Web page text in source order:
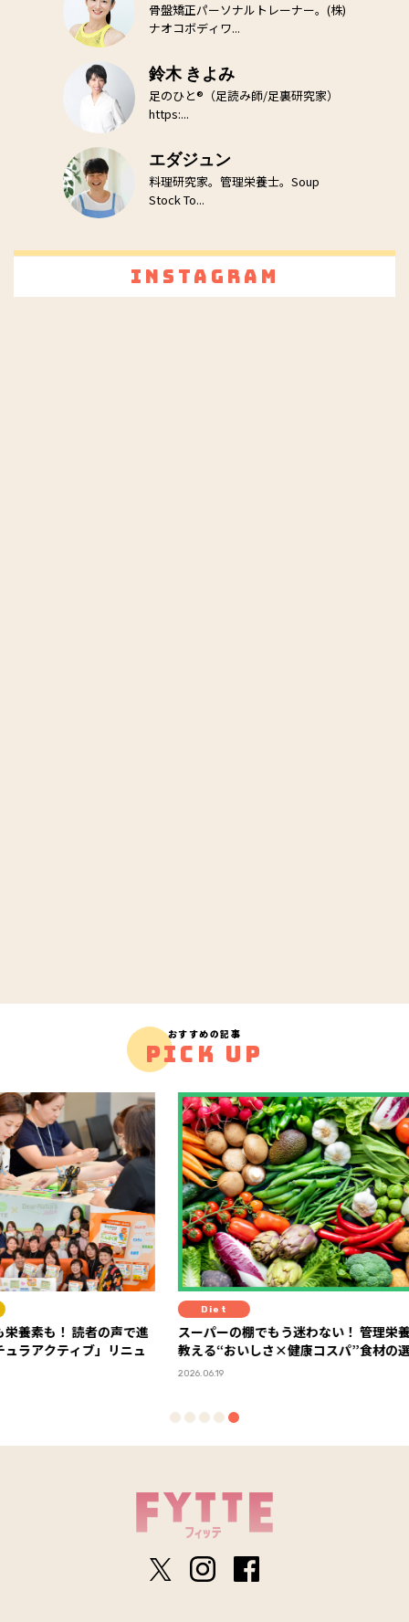
骨盤矯正パーソナルトレーナー。(株)
ナオコボディワ...
鈴木 きよみ
足のひと®（足読み師/足裏研究家）
https:...
エダジュン
料理研究家。管理栄養士。Soup
Stock To...
Instagram
おすすめの記事
PICK UP
声で進
ニュ
スーパーの棚でもう迷わない！ 管理栄養士が
教える“おいしさ×健康コスパ”食材の選び方
血糖値
が教え